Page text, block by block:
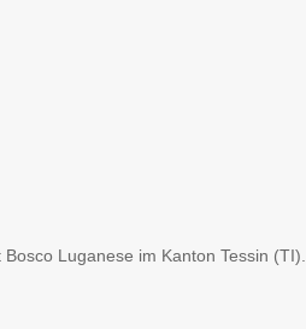
Luganese im Kanton Tessin (TI).